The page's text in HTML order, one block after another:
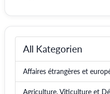
All Kategorien
Affaires étrangères et
Agriculture, Viticulture et